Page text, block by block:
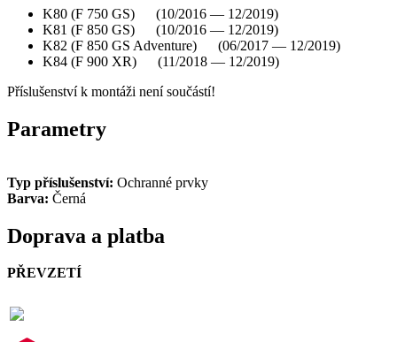
K80 (F 750 GS) (10/2016 — 12/2019)
K81 (F 850 GS) (10/2016 — 12/2019)
K82 (F 850 GS Adventure) (06/2017 — 12/2019)
K84 (F 900 XR) (11/2018 — 12/2019)
Příslušenství k montáži není součástí!
Parametry
Typ příslušenství: Ochranné prvky
Barva: Černá
Doprava a platba
PŘEVZETÍ